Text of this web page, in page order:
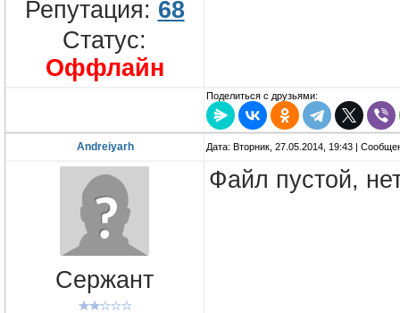
Репутация: 68
Статус:
Оффлайн
Поделиться с друзьями:
Andreiyarh Дата: Вторник, 27.05.2014, 19:43 |
Сержант
Файл пустой,